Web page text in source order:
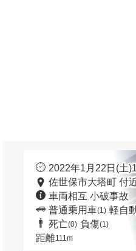
2022年1月22日(土
佐世保市大塔町 付
車両相互 小破事故
普通乗用車(1) 軽自
死亡(0) 負傷(1)
距離111m